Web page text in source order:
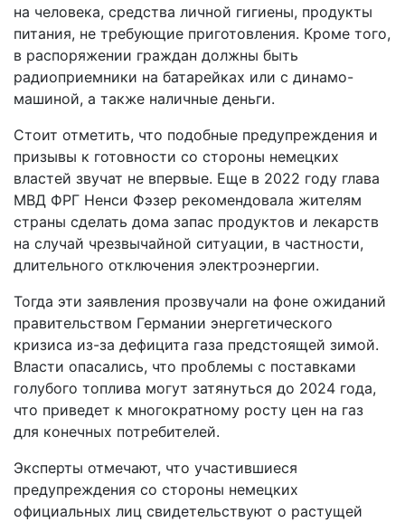
на человека, средства личной гигиены, продукты
питания, не требующие приготовления. Кроме того,
в распоряжении граждан должны быть
радиоприемники на батарейках или с динамо-
машиной, а также наличные деньги.
Стоит отметить, что подобные предупреждения и
призывы к готовности со стороны немецких
властей звучат не впервые. Еще в 2022 году глава
МВД ФРГ Ненси Фэзер рекомендовала жителям
страны сделать дома запас продуктов и лекарств
на случай чрезвычайной ситуации, в частности,
длительного отключения электроэнергии.
Тогда эти заявления прозвучали на фоне ожиданий
правительством Германии энергетического
кризиса из-за дефицита газа предстоящей зимой.
Власти опасались, что проблемы с поставками
голубого топлива могут затянуться до 2024 года,
что приведет к многократному росту цен на газ
для конечных потребителей.
Эксперты отмечают, что участившиеся
предупреждения со стороны немецких
официальных лиц свидетельствуют о растущей